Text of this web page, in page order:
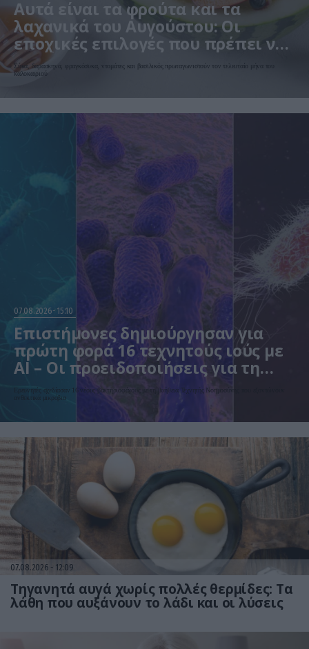
Αυτά είναι τα φρούτα και τα
λαχανικά του Αυγούστου: Οι
εποχικές επιλογές που πρέπει να
βάλετε στο τραπέζι σας
Σύκα, δαμάσκηνα, φραγκόσυκα, ντομάτες και βασιλικός πρωταγωνιστούν τον τελευταίο μήνα του
καλοκαιριού
07.08.2026 15:10
Επιστήμονες δημιούργησαν για
πρώτη φορά 16 τεχνητούς ιούς με
AI – Οι προειδοποιήσεις για τη
βιοασφάλεια
Ερευνητές σχεδίασαν 16 νέους βακτηριοφάγους με τη βοήθεια Τεχνητής Νοημοσύνης που εξοντώνουν
ανθεκτικά μικρόβια
07.08.2026 12:09
Τηγανητά αυγά χωρίς πολλές θερμίδες: Τα
λάθη που αυξάνουν το λάδι και οι λύσεις